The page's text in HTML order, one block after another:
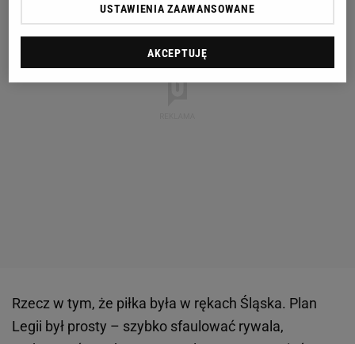
Rzecz w tym, że piłka była w rękach Śląska. Plan
Legii był prosty – szybko sfaulować rywala,
USTAWIENIA ZAAWANSOWANE
AKCEPTUJĘ